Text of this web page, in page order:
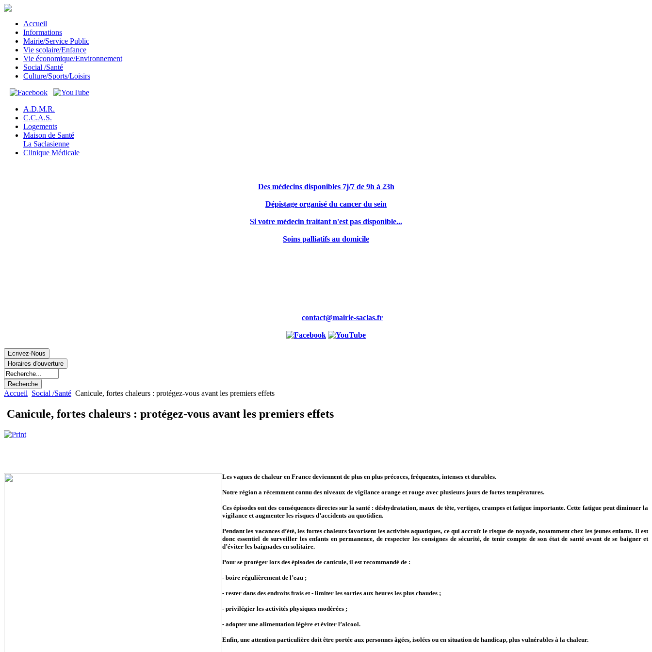
Accueil
Informations
Mairie/Service Public
Vie scolaire/Enfance
Vie économique/Environnement
Social /Santé
Culture/Sports/Loisirs
A.D.M.R.
C.C.A.S.
Logements
Maison de Santé
La Saclasienne
Clinique Médicale
Des médecins disponibles 7j/7 de 9h à 23h
Dépistage organisé du cancer du sein
Si votre médecin traitant n'est pas disponible...
Soins palliatifs au domicile
contact@mairie-saclas.fr
Accueil Social /Santé Canicule, fortes chaleurs : protégez-vous avant les premiers effets
Canicule, fortes chaleurs : protégez-vous avant les premiers effets
Les vagues de chaleur en France deviennent de plus en plus précoces, fréquentes, intenses et durables.
Notre région a récemment connu des niveaux de vigilance orange et rouge avec plusieurs jours de fortes températures.
Ces épisodes ont des conséquences directes sur la santé : déshydratation, maux de tête, vertiges, crampes et fatigue importante. Cette fatigue peut diminuer la
vigilance et augmenter les risques d’accidents au quotidien.
Pendant les vacances d’été, les fortes chaleurs favorisent les activités aquatiques, ce qui accroît le risque de noyade, notamment chez les jeunes enfants. Il est
donc essentiel de surveiller les enfants en permanence, de respecter les consignes de sécurité, de tenir compte de son état de santé avant de se baigner et
d’éviter les baignades en solitaire.
Pour se protéger lors des épisodes de canicule, il est recommandé de :
- boire régulièrement de l’eau ;
- rester dans des endroits frais et - limiter les sorties aux heures les plus chaudes ;
- privilégier les activités physiques modérées ;
- adopter une alimentation légère et éviter l’alcool.
Enfin, une attention particulière doit être portée aux personnes âgées, isolées ou en situation de handicap, plus vulnérables à la chaleur.